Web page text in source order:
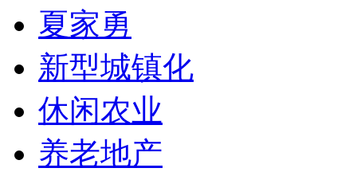
夏家勇
新型城镇化
休闲农业
养老地产